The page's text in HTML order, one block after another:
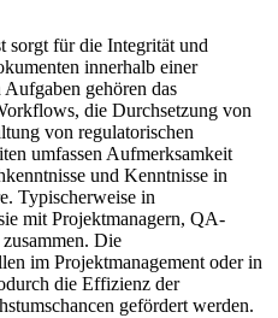
sorgt für die Integrität und
innerhalb einer
gehören das
die Durchsetzung von
von regulatorischen
umfassen Aufmerksamkeit
und Kenntnisse in
Typischerweise in
mit Projektmanagern, QA-
Die
im Projektmanagement oder in
die Effizienz der
gefördert werden.